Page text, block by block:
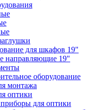
для шкафов 19"
направляющие 19"
оборудование
монтажа
оптики
для оптики